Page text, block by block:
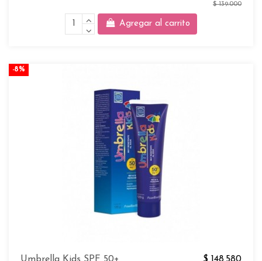
$ 139.000
Agregar al carrito
-8%